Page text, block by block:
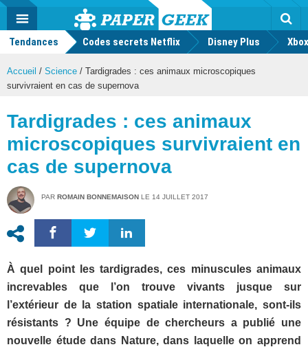
Actu
geek
MENU
Tendances Codes secrets Netflix Disney Plus
Accueil / Science / Tardigrades : ces animaux microscopiques
survivraient en cas de supernova
Tardigrades : ces animaux
microscopiques survivraient en
cas de supernova
PAR ROMAIN BONNEMAISON LE 14 JUILLET 2017
À quel point les tardigrades, ces minuscules animaux
increvables que l’on trouve vivants jusque sur
l’extérieur de la station spatiale internationale, sont-ils
résistants ? Une équipe de chercheurs a publié une
nouvelle étude dans Nature, dans laquelle on apprend
Mode
FacebookTwitter Youtube